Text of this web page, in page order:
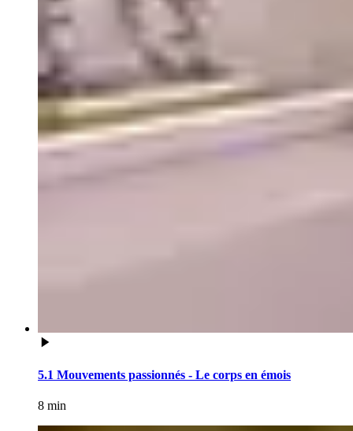
5.1 Mouvements passionnés - Le corps en émois
8 min